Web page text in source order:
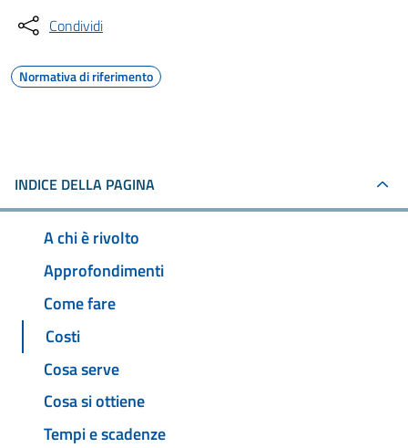
Condividi
Normativa di riferimento
INDICE DELLA PAGINA
A chi è rivolto
Approfondimenti
Come fare
Costi
Cosa serve
Cosa si ottiene
Tempi e scadenze